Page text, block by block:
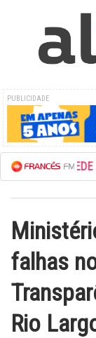
PUBLICIDADE
ESCUTE A REDE
falhas
Rio